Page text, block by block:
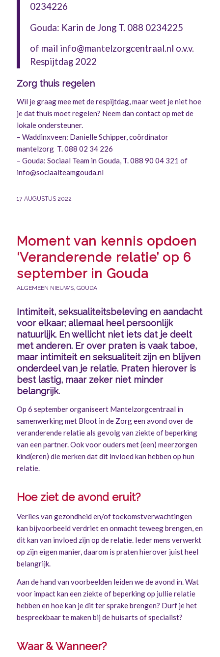
0234226
Gouda: Karin de Jong T. 088 0234225
of mail info@mantelzorgcentraal.nl o.v.v.
Respijtdag 2022
Zorg thuis regelen
Wil je graag mee met de respijtdag, maar weet je niet hoe
je dat thuis moet regelen? Neem dan contact op met de
lokale ondersteuner.
– Waddinxveen: Danielle Schipper, coördinator
mantelzorg T. 088 02 34 226
– Gouda: Sociaal Team in Gouda, T. 088 90 04 321 of
info@sociaalteamgouda.nl
17 AUGUSTUS 2022
Moment van kennis opdoen
‘Veranderende relatie’ op 6
september in Gouda
ALGEMEEN NIEUWS, GOUDA
Intimiteit, seksualiteitsbeleving en aandacht
voor elkaar; allemaal heel persoonlijk
natuurlijk. En wellicht niet iets dat je deelt
met anderen. Er over praten is vaak taboe,
maar intimiteit en seksualiteit zijn en blijven
onderdeel van je relatie. Praten hierover is
best lastig, maar zeker niet minder
belangrijk.
Op 6 september organiseert Mantelzorgcentraal in
samenwerking met Bloot in de Zorg een avond over de
veranderende relatie als gevolg van ziekte of beperking
van een partner. Ook voor ouders met (een) meerzorgen
kind(eren) die merken dat dit invloed kan hebben op hun
relatie.
Hoe ziet de avond eruit?
Verlies van gezondheid en/of toekomstverwachtingen
kan bijvoorbeeld verdriet en onmacht teweeg brengen, en
dit kan van invloed zijn op de relatie. Ieder mens verwerkt
op zijn eigen manier, daarom is praten hierover juist heel
belangrijk.
Aan de hand van voorbeelden leiden we de avond in. Wat
voor impact kan een ziekte of beperking op jullie relatie
hebben en hoe kan je dit ter sprake brengen? Durf je het
bespreekbaar te maken bij de huisarts of specialist?
Waar & Wanneer?